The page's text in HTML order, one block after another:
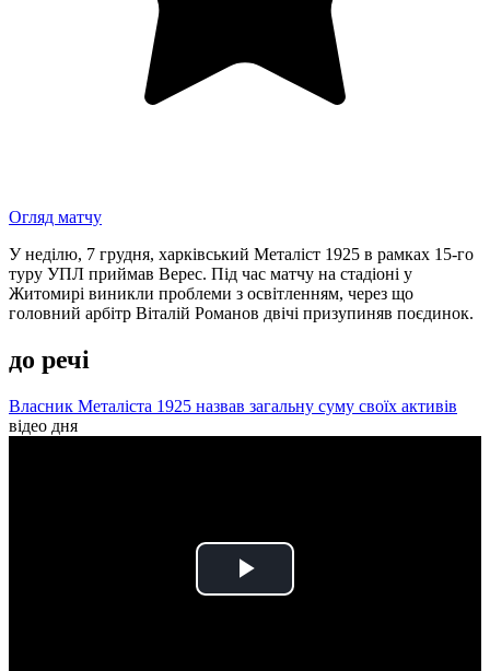
Огляд матчу
У неділю, 7 грудня, харківський Металіст 1925 в рамках 15-го
туру УПЛ приймав Верес. Під час матчу на стадіоні у
Житомирі виникли проблеми з освітленням, через що
головний арбітр Віталій Романов двічі призупиняв поєдинок.
до речі
Власник Металіста 1925 назвав загальну суму своїх активів
відео дня
Play